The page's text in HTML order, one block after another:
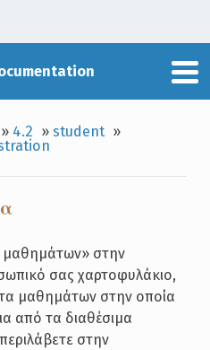
» 4.2 »student »
μαθημάτων» στην
σας χαρτοφυλάκιο,
μαθημάτων στην οποία
από τα διαθέσιμα
στην